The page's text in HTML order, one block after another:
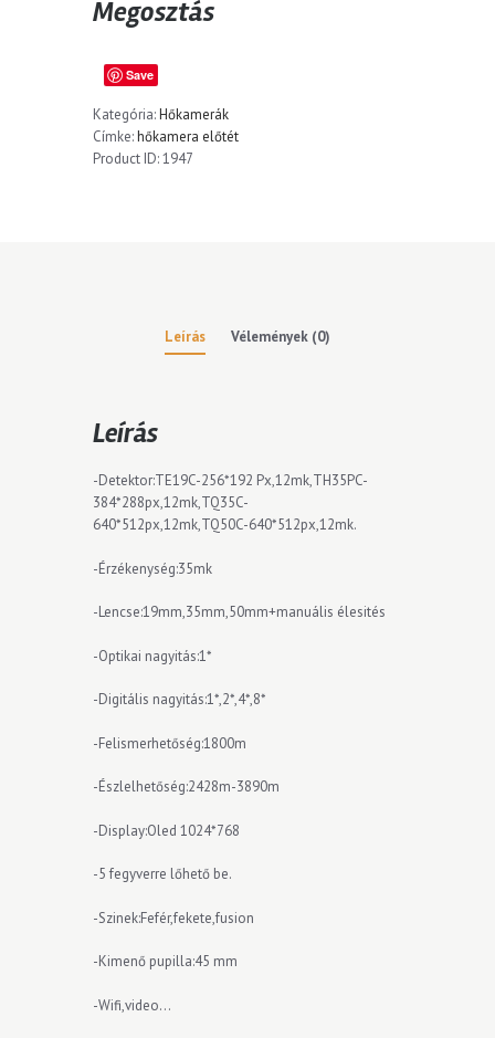
Megosztás
Save
Kategória:Hőkamerák
Címke:hőkamera előtét
Product ID:1947
Leírás Vélemények (0)
Leírás
-Detektor:TE19C-256*192 Px,12mk,TH35PC-
384*288px,12mk,TQ35C-
640*512px,12mk,TQ50C-640*512px,12mk.
-Érzékenység:35mk
-Lencse:19mm,35mm,50mm+manuális élesités
-Optikai nagyitás:1*
-Digitális nagyitás:1*,2*,4*,8*
-Felismerhetőség:1800m
-Észlelhetőség:2428m-3890m
-Display:Oled 1024*768
-5 fegyverre lőhető be.
-Szinek:Fefér,fekete,fusion
-Kimenő pupilla:45 mm
-Wifi,video…